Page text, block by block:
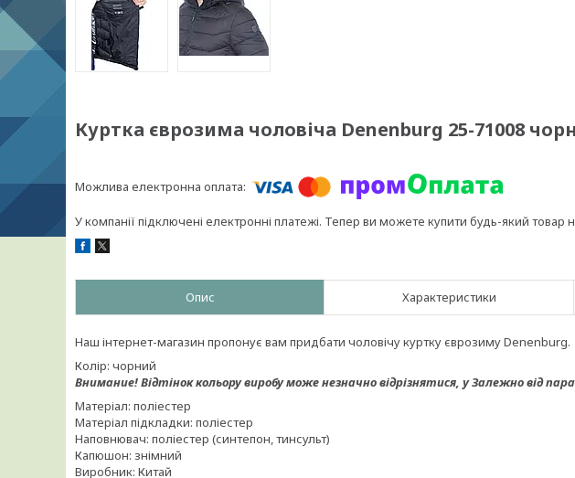
Куртка єврозима чоловіча Denenburg 25-71008
У компанії підключені електронні платежі. Тепер ви можете купити будь-який товар
Опис Характеристики
Наш інтернет-магазин пропонує вам придбати чоловічу куртку єврозиму Denenburg.
Колір: чорний
Внимание!Відтінок кольору виробу може незначно відрізнятися, уЗалежно від
Матеріал: поліестер
Матеріал підкладки: поліестер
Наповнювач: поліестер (синтепон, тинсульт)
Капюшон: знімний
Виробник: Китай